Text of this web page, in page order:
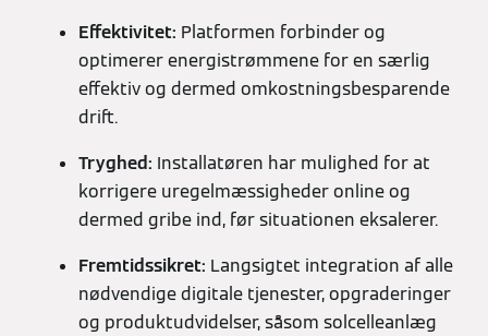
Effektivitet: Platformen forbinder og
optimerer energistrømmene for en særlig
effektiv og dermed omkostningsbesparende
drift.
Tryghed: Installatøren har mulighed for at
korrigere uregelmæssigheder online og
dermed gribe ind, før situationen eksalerer.
Fremtidssikret: Langsigtet integration af alle
nødvendige digitale tjenester, opgraderinger
og produktudvidelser, såsom solcelleanlæg